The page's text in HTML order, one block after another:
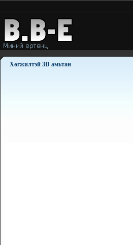
Хөгжилтэй 3D амьтан